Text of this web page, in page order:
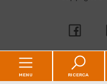
MENU RICERCA